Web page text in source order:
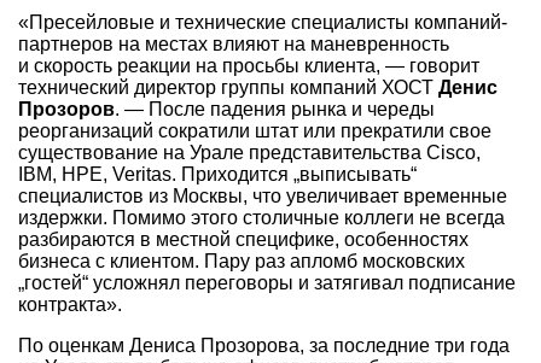
«Пресейловые и технические специалисты компаний-
партнеров на местах влияют на маневренность
и скорость реакции на просьбы клиента, — говорит
технический директор группы компаний ХОСТ Денис
Прозоров. — После падения рынка и череды
реорганизаций сократили штат или прекратили свое
существование на Урале представительства Cisco,
IBM, HPE, Veritas. Приходится „выписывать“
специалистов из Москвы, что увеличивает временные
издержки. Помимо этого столичные коллеги не всегда
разбираются в местной специфике, особенностях
бизнеса с клиентом. Пару раз апломб московских
„гостей“ усложнял переговоры и затягивал подписание
контракта».
По оценкам Дениса Прозорова, за последние три года